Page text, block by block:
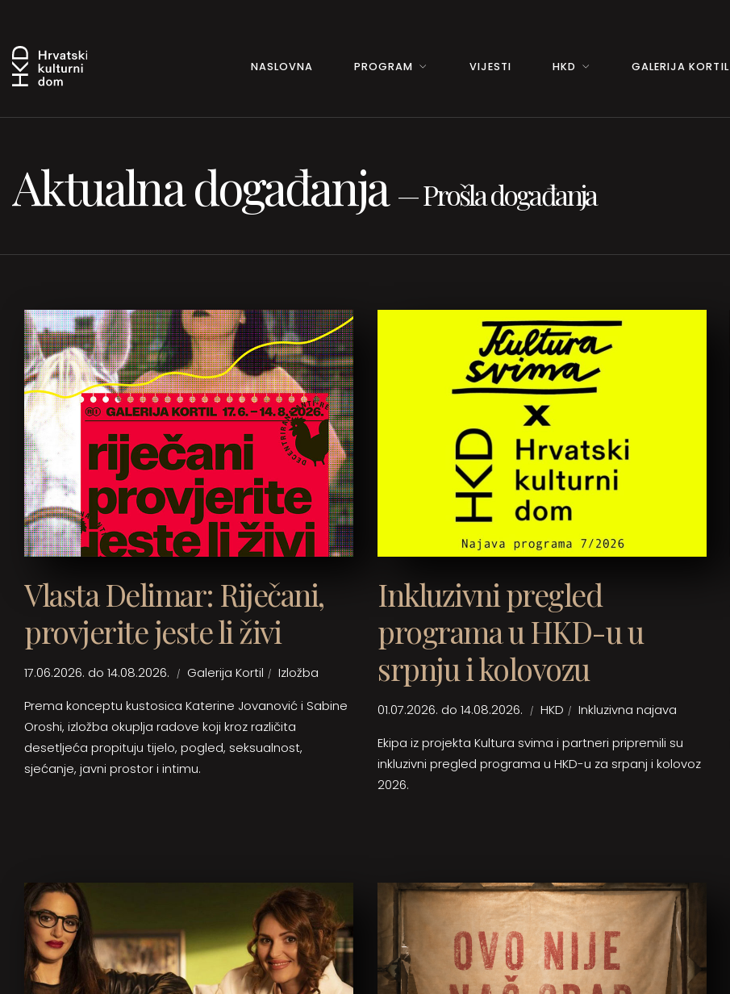
NASLOVNA PROGRAM VIJESTI HKD GALERIJA KORTIL
Aktualna događanja —Prošla događanja
Vlasta Delimar: Riječani,
provjerite jeste li živi
17.06.2026. do 14.08.2026. Galerija Kortil
Izložba
Prema konceptu kustosica Katerine Jovanović i Sabine
Oroshi, izložba okuplja radove koji kroz različita
desetljeća propituju tijelo, pogled, seksualnost,
sjećanje, javni prostor i intimu.
Inkluzivni pregled
programa u HKD-u u
srpnju i kolovozu
01.07.2026. do 14.08.2026. HKD
Inkluzivna najava
Ekipa iz projekta Kultura svima i partneri pripremili su
inkluzivni pregled programa u HKD-u za srpanj i kolovoz
2026.